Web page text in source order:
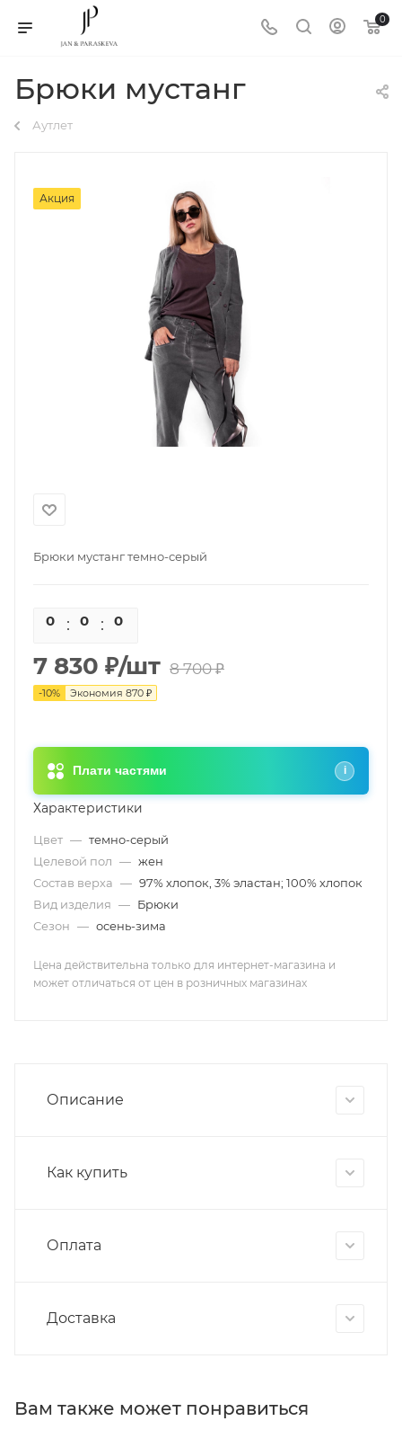
0
Брюки мустанг
Аутлет
Акция
Брюки мустанг темно-серый
0 0 0
7 830 ₽/шт 8 700₽
-10% Экономия 870 ₽
Плати частями i
Характеристики
Цвет — темно-серый
Целевой пол — жен
Состав верха — 97% хлопок, 3% эластан; 100% хлопок
Вид изделия — Брюки
Сезон — осень-зима
Цена действительна только для интернет-магазина и
может отличаться от цен в розничных магазинах
Описание
Как купить
Оплата
Доставка
Вам также может понравиться